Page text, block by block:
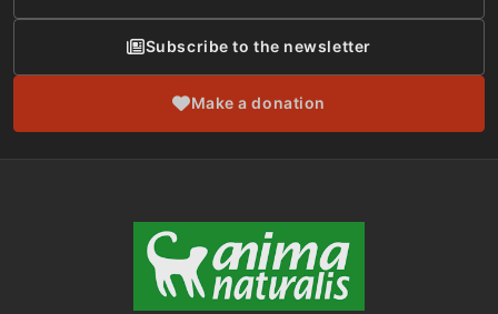
Subscribe to the newsletter
Make a donation